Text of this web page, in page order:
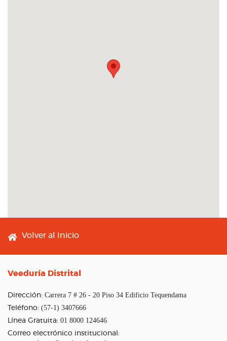
Footer menu
Volver al Inicio
Veeduría Distrital
Dirección: Carrera 7 # 26 - 20 Piso 34 Edificio Tequendama
Teléfono: (57-1) 3407666
Línea Gratuita: 01 8000 124646
Correo electrónico institucional: